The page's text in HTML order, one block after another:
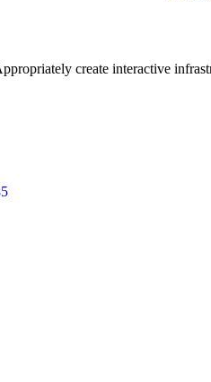
create interactive